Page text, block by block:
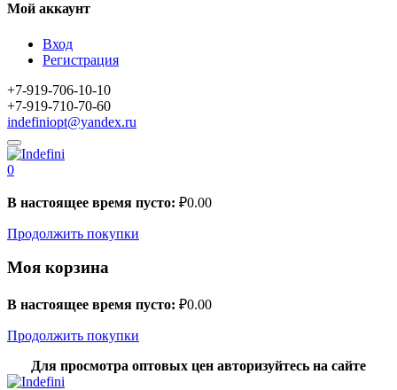
Мой аккаунт
Вход
Регистрация
+7-919-706-10-10
+7-919-710-70-60
indefiniopt@yandex.ru
0
В настоящее время пусто: ₽0.00
Продолжить покупки
Моя корзина
В настоящее время пусто: ₽0.00
Продолжить покупки
Для просмотра оптовых цен авторизуйтесь на сайте